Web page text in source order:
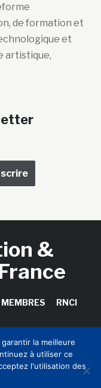
de formation et
et
artistique,
&
MEMBRES
RNCI
CLIC France /
la meilleure
à utiliser ce
l'utilisation des